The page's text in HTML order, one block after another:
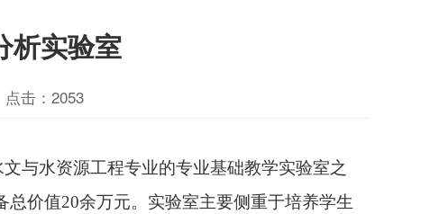
析实验室
点击： 2053
与水资源工程专业的专业基础教学实验室之
价值20余万元。实验室主要侧重于培养学生